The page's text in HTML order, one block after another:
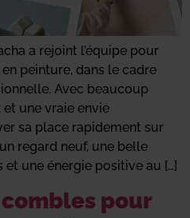
a rejoint l’équipe pour
en peinture, dans le cadre
Avec beaucoup
et une vraie envie
sa place rapidement sur
regard neuf, une belle
une énergie positive au […]
combles pour